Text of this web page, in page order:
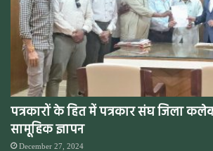
पत्रकारों के हित में पत्रकार संघ जिला
सामूहिक ज्ञापन
December 27, 2024